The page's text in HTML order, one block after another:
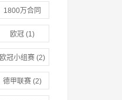
(1)
1800万合同
欧冠(1)
欧冠小组赛(2)
德甲联赛(2)